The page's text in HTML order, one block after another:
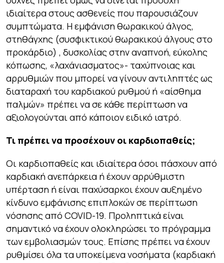
ιδιαίτερα στους ασθενείς που παρουσιάζουν
συμπτώματα. Η εμφάνιση θωρακικού άλγος,
στηθάγχης (συσφικτικού θωρακικού άλγους στο
προκάρδιο) , δυσκολίας στην αναπνοή, εύκολης
κόπωσης, «λαχάνιασματος»- ταχύπνοιας και
αρρυθμιών που μπορεί να γίνουν αντιληπτές ως
διαταραχή του καρδιακού ρυθμού ή «αίσθημα
παλμών» πρέπει να σε κάθε περίπτωση να
αξιολογούνται από κάποιον ειδικό ιατρό.
Τι πρέπει να προσέχουν οι καρδιοπαθείς;
Οι καρδιοπαθείς και ιδιαίτερα όσοι πάσχουν από
καρδιακή ανεπάρκεια ή έχουν αρρύθμιστη
υπέρταση ή είναι παχύσαρκοι έχουν αυξημένο
κίνδυνο εμφάνισης επιπλοκών σε περίπτωση
νόσησης από COVID-19. Προληπτικά είναι
σημαντικό να έχουν ολοκληρώσει το πρόγραμμα
των εμβολιασμών τους. Επίσης πρέπει να έχουν
ρυθμίσει όλα τα υποκείμενα νοσήματα (καρδιακή